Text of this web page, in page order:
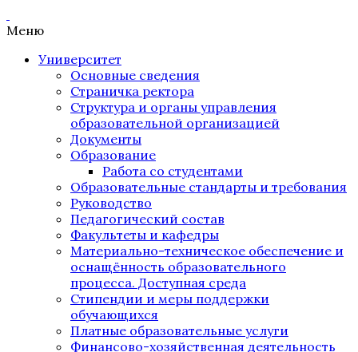
Меню
Университет
Основные сведения
Страничка ректора
Структура и органы управления
образовательной организацией
Документы
Образование
Работа со студентами
Образовательные стандарты и требования
Руководство
Педагогический состав
Факультеты и кафедры
Материально-техническое обеспечение и
оснащённость образовательного
процесса. Доступная среда
Стипендии и меры поддержки
обучающихся
Платные образовательные услуги
Финансово-хозяйственная деятельность